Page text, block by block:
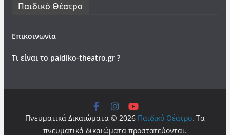
Παιδικό Θέατρο
Επικοινωνία
Τι είναι το paidiko-theatro.gr ?
Πνευματικά Δικαιώματα © 2026 Παιδικό Θέατρο. Τα
πνευματικά δικαιώματα προστατεύονται.